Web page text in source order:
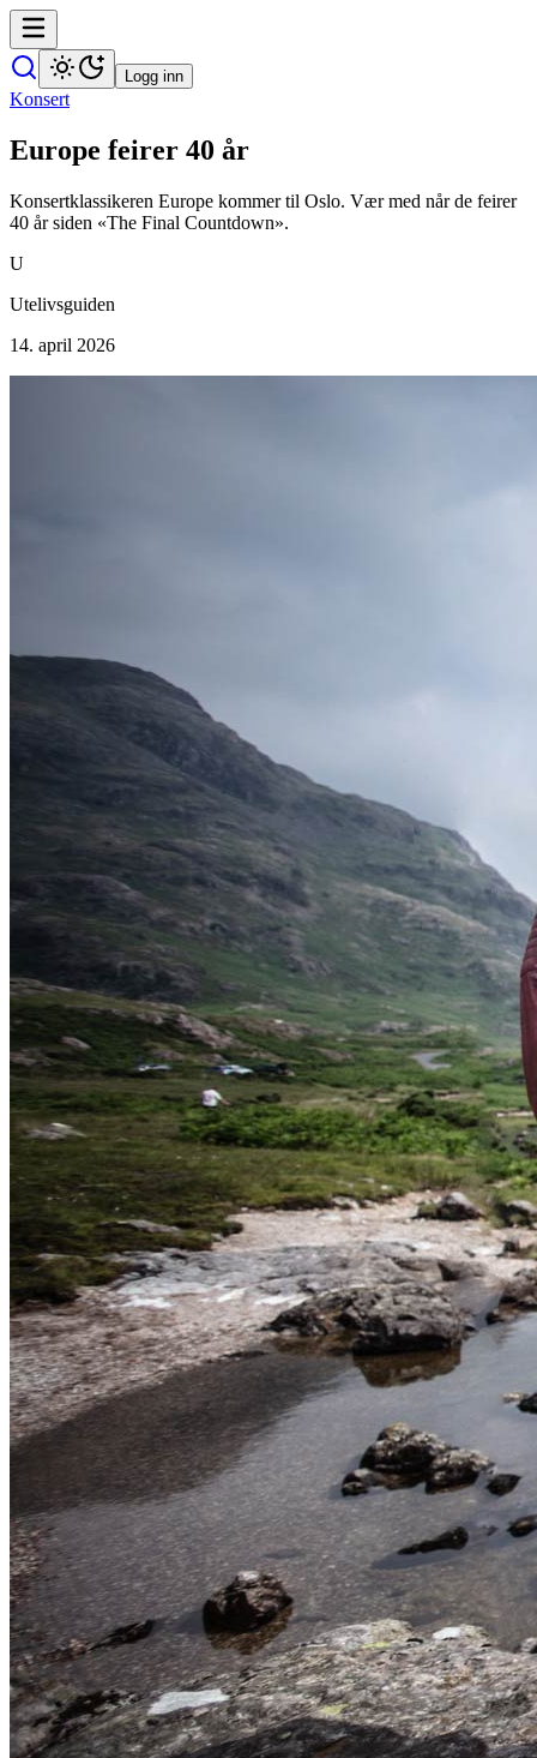
Logg inn
Konsert
Europe feirer 40 år
Konsertklassikeren Europe kommer til Oslo. Vær med når de feirer
40 år siden «The Final Countdown».
U
Utelivsguiden
14. april 2026